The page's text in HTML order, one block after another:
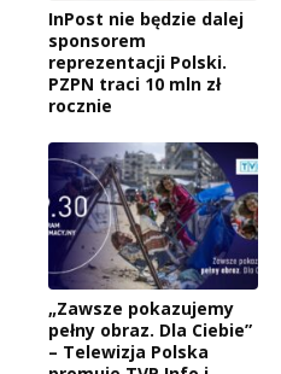
InPost nie będzie dalej
sponsorem
reprezentacji Polski.
PZPN traci 10 mln zł
rocznie
„Zawsze pokazujemy
pełny obraz. Dla Ciebie”
– Telewizja Polska